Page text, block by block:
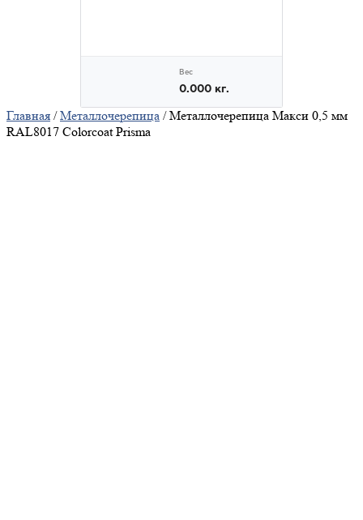
Главная /Металлочерепица / Металлочерепица Макси 0,5 мм
RAL8017 Colorcoat Prisma